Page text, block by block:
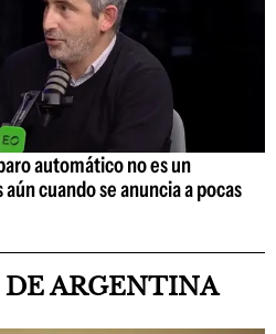
automático no es un
cuando se anuncia a pocas
ARGENTINA